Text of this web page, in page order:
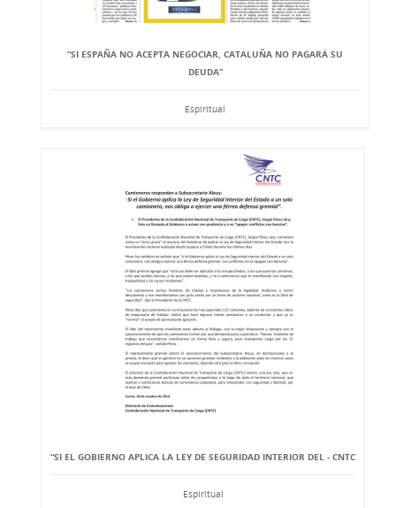
“SI ESPAÑA NO ACEPTA NEGOCIAR, CATALUÑA NO PAGARÁ SU
DEUDA”
Espiritual
“SI EL GOBIERNO APLICA LA LEY DE SEGURIDAD INTERIOR DEL - CNTC
Espiritual